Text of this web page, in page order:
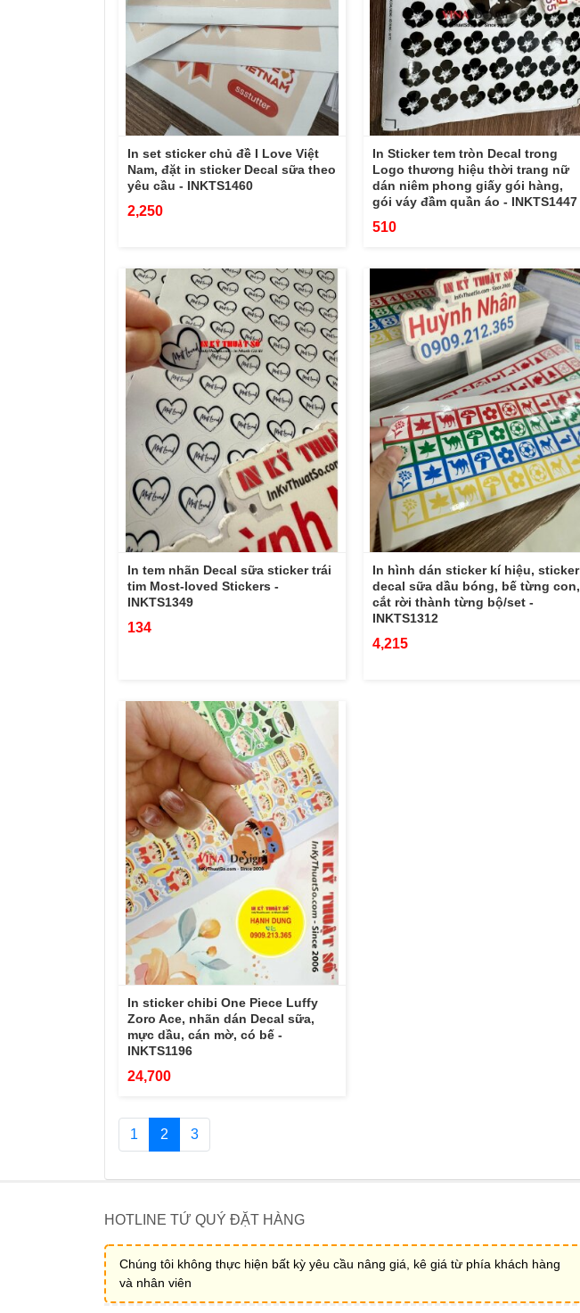
In set sticker chủ đề I Love Việt
Nam, đặt in sticker Decal sữa theo
yêu cầu - INKTS1460
2,250
In Sticker tem tròn Decal trong
Logo thương hiệu thời trang nữ
dán niêm phong giấy gói hàng,
gói váy đầm quần áo - INKTS1447
510
In tem nhãn Decal sữa sticker trái
tim Most-loved Stickers -
INKTS1349
134
In hình dán sticker kí hiệu, sticker
decal sữa dầu bóng, bế từng con,
cắt rời thành từng bộ/set -
INKTS1312
4,215
In sticker chibi One Piece Luffy
Zoro Ace, nhãn dán Decal sữa,
mực dầu, cán mờ, có bế -
INKTS1196
24,700
1 2 3
HOTLINE TỨ QUÝ ĐẶT HÀNG
Chúng tôi không thực hiện bất kỳ yêu cầu nâng giá, kê giá từ phía khách hàng
và nhân viên